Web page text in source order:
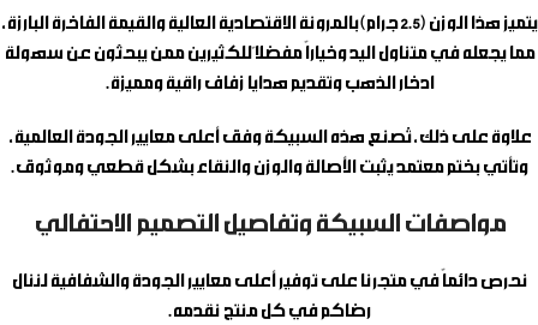
يتميز هذا الوزن (2.5 جرام) بالمرونة الاقتصادية العالية والقيمة الفاخرة البارزة،
مما يجعله في متناول اليد وخياراً مفضلاً للكثيرين ممن يبحثون عن سهولة
ادخار الذهب وتقديم هدايا زفاف راقية ومميزة.
علاوة على ذلك، تُصنع هذه السبيكة وفق أعلى معايير الجودة العالمية،
وتأتي بختم معتمد يثبت الأصالة والوزن والنقاء بشكل قطعي وموثوق.
مواصفات السبيكة وتفاصيل التصميم الاحتفالي
نحرص دائماً في متجرنا على توفير أعلى معايير الجودة والشفافية لننال
رضاكم في كل منتج نقدمه.